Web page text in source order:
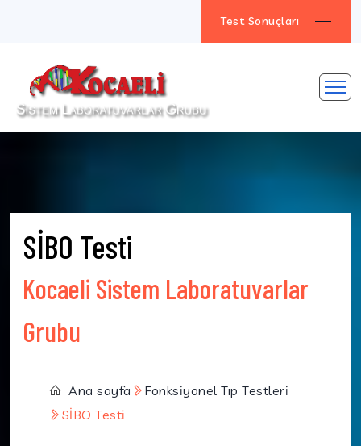
Test Sonuçları
SİBO Testi
Kocaeli Sistem Laboratuvarlar
Grubu
Ana sayfa
Fonksiyonel Tıp Testleri
SİBO Testi